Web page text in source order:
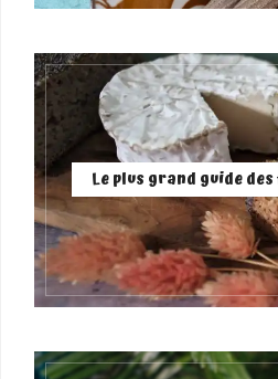
Le plus grand guide